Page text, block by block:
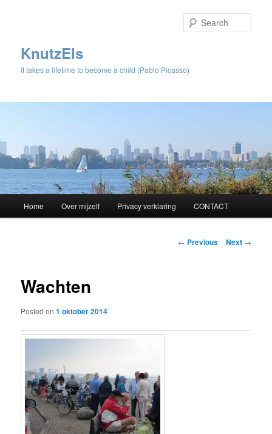
KnutzEls
It takes a lifetime to become a child (Pablo Picasso)
Skip
content
Home Over mijzelf Privacy verklaring CONTACT
Post
← Previous Next →
Wachten
Posted on1 oktober 2014